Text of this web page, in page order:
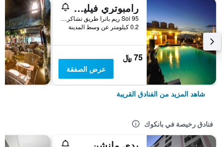
رامبوتري فيليدج إن آند بلازا
95 Soi ريم باترا طريق تشاكرا فونغ فرا ناكورن, بانكوك, تايلاند
0.2 كيلومتر عن وسط المدينة
75 ﷼
عرض الصفقة
شاهد المزيد من الفنادق القريبة
فنادق رخيصة في بانكوك